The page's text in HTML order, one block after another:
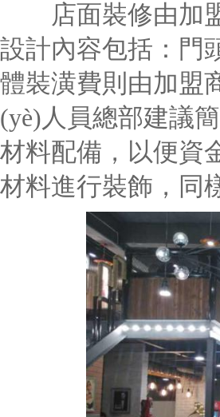
店面裝修由加盟
設計內容包括：門
體裝潢費則由加盟
(yè)人員總部建議
材料配備，以便資
材料進行裝飾，同